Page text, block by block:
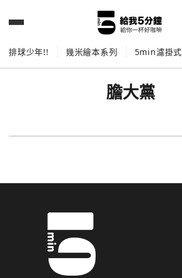
排球少年!! 幾米繪本系列 5min濾掛式
膽大黨